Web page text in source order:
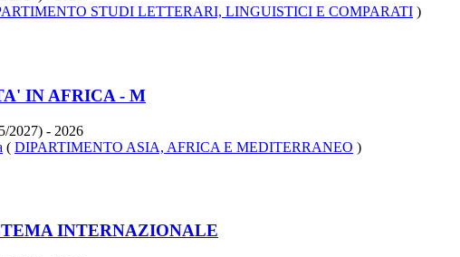
STUDI LETTERARI, LINGUISTICI E COMPARATI )
IN AFRICA - M
2027) - 2026
( DIPARTIMENTO ASIA, AFRICA E MEDITERRANEO )
INTERNAZIONALE